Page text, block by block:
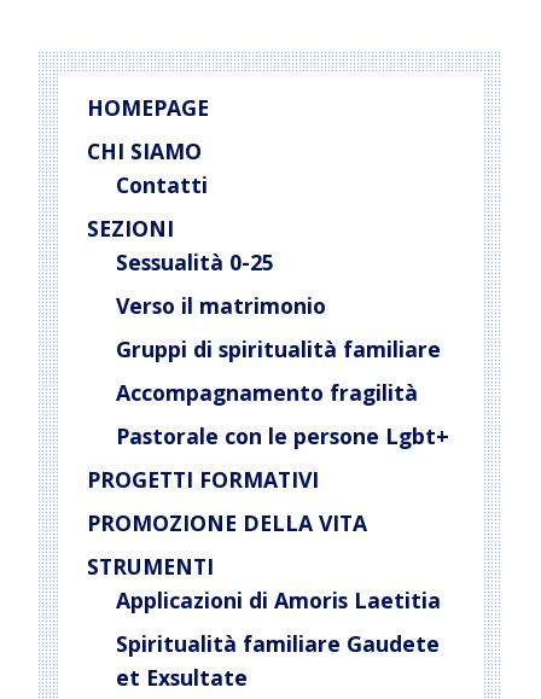
HOMEPAGE
CHI SIAMO
Contatti
SEZIONI
Sessualità 0-25
Verso il matrimonio
Gruppi di spiritualità familiare
Accompagnamento fragilità
Pastorale con le persone Lgbt+
PROGETTI FORMATIVI
PROMOZIONE DELLA VITA
STRUMENTI
Applicazioni di Amoris Laetitia
Spiritualità familiare Gaudete
et Exsultate